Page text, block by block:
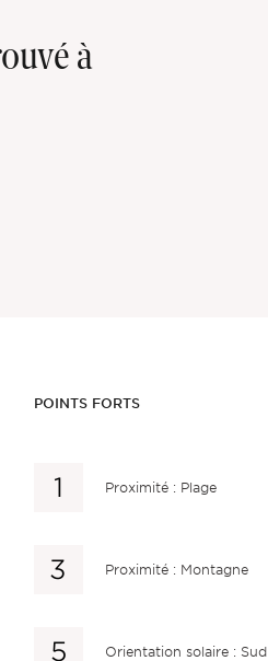
à
POINTS FORTS
Proximité : Plage
Proximité : Montagne
Orientation solaire : Sud